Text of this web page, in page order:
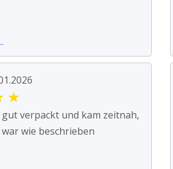
★
verpackt und kam zeitnah,
wie beschrieben